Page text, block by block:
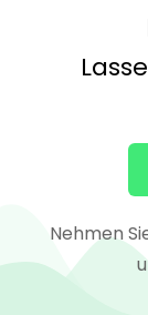
Nehmen